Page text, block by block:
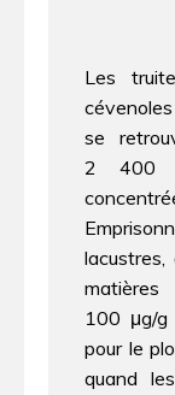
Les
se
2 400
100 μg/g
pour le
quand